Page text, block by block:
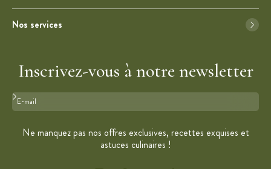
Nos services
Inscrivez-vous à notre newsletter
Format : adresse@email.com
Ne manquez pas nos offres exclusives, recettes exquises et
astuces culinaires !